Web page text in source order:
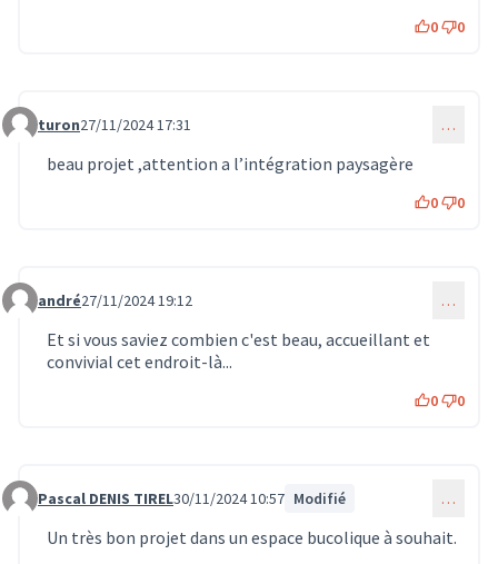
0 0
Commentaire 1417
turon27/11/2024 17:31 …
beau projet ,attention a l’intégration paysagère
0 0
Commentaire 1419
andré27/11/2024 19:12 …
Et si vous saviez combien c'est beau, accueillant et
convivial cet endroit-là...
0 0
Commentaire 1479
Pascal DENIS TIREL30/11/2024 10:57 Modifié …
Un très bon projet dans un espace bucolique à souhait.